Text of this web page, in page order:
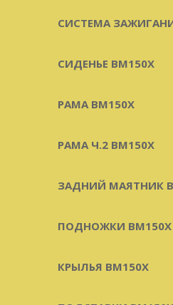
СИСТЕМА
СИДЕНЬЕ BM150X
РАМА BM150X
РАМА Ч.2 BM150X
ЗАДНИЙ МАЯТНИК
ПОДНОЖКИ BM150X
КРЫЛЬЯ BM150X